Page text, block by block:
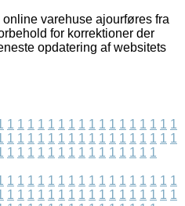
varehuse ajourføres fra
for korrektioner der
opdatering af websitets
1 1 1 1 1 1 1 1 1 1 1 1 1 1 1 1 1
1 1 1 1 1 1 1 1 1 1 1 1 1 1 1 1 1
1 1 1 1 1 1 1 1 1 1 1 1 1 1 1
1 1 1 1 1 1 1 1 1 1 1 1 1 1 1 1 1
1 1 1 1 1 1 1 1 1 1 1 1 1 1 1 1 1